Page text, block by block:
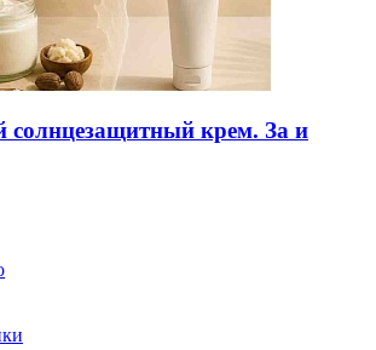
крем. За и